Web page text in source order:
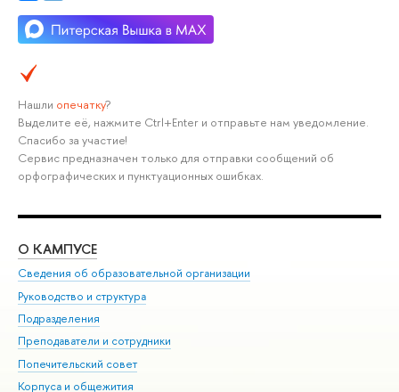
Нашли опечатку?
Выделите её, нажмите Ctrl+Enter и отправьте нам уведомление.
Спасибо за участие!
Сервис предназначен только для отправки сообщений об
орфографических и пунктуационных ошибках.
О КАМПУСЕ
Сведения об образовательной организации
Руководство и структура
Подразделения
Преподаватели и сотрудники
Попечительский совет
Корпуса и общежития